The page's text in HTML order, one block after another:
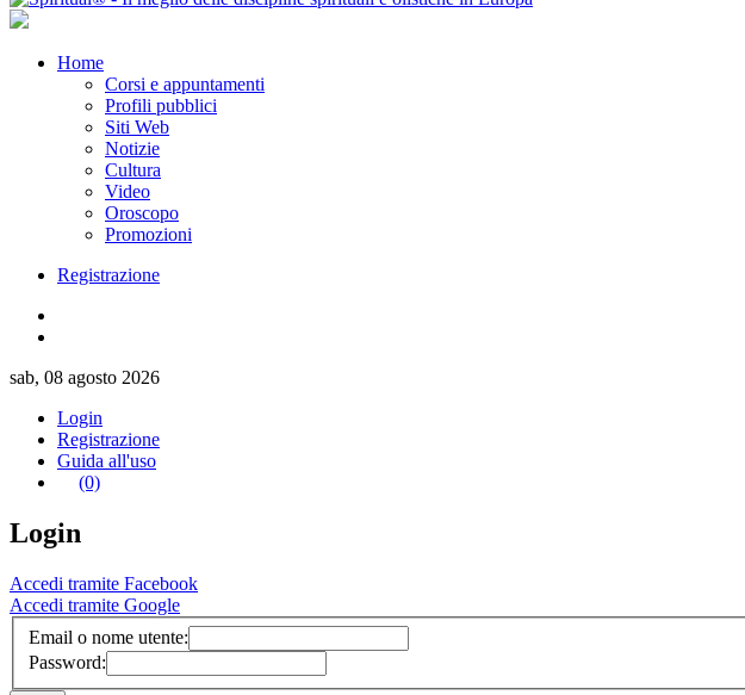
Home
Corsi e appuntamenti
Profili pubblici
Siti Web
Notizie
Cultura
Video
Oroscopo
Promozioni
Registrazione
sab, 08 agosto 2026
Login
Registrazione
Guida all'uso
(0)
Login
Accedi tramite Facebook
Accedi tramite Google
Email o nome utente:
Password: